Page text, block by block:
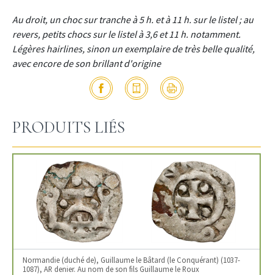
Au droit, un choc sur tranche à 5 h. et à 11 h. sur le listel ; au
revers, petits chocs sur le listel à 3,6 et 11 h. notamment.
Légères hairlines, sinon un exemplaire de très belle qualité,
avec encore de son brillant d'origine
PRODUITS LIÉS
Normandie (duché de), Guillaume le Bâtard (le Conquérant) (1037-
1087), AR denier. Au nom de son fils Guillaume le Roux